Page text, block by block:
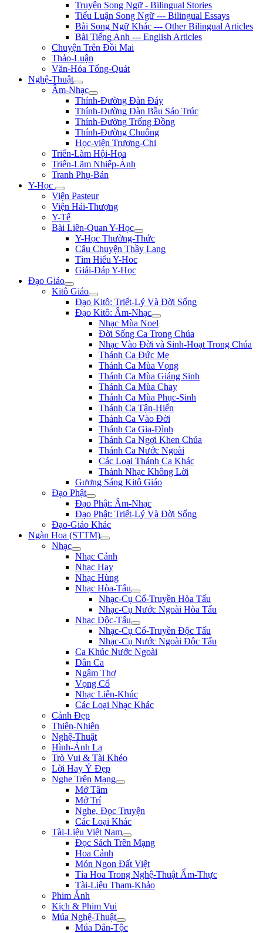
Truyện Song Ngữ - Bilingual Stories
Tiểu Luận Song Ngữ --- Bilingual Essays
Bài Song Ngữ Khác --- Other Bilingual Articles
Bài Tiếng Anh --- English Articles
Chuyện Trên Đồi Mai
Thảo-Luận
Văn-Hóa Tổng-Quát
Nghệ-Thuật
Âm-Nhạc
Thính-Đường Đàn Đáy
Thính-Đường Đàn Bầu Sáo Trúc
Thính-Đường Trống Đồng
Thính-Đường Chuông
Học-viện Trương-Chi
Triển-Lãm Hội-Họa
Triển-Lãm Nhiếp-Ảnh
Tranh Phụ-Bản
Y-Học
Viện Pasteur
Viện Hải-Thượng
Y-Tế
Bài Liên-Quan Y-Học
Y-Học Thường-Thức
Câu Chuyện Thầy Lang
Tìm Hiểu Y-Hoc
Giải-Đáp Y-Học
Đạo Giáo
Kitô Giáo
Đạo Kitô: Triết-Lý Và Đời Sống
Đạo Kitô: Âm-Nhạc
Nhạc Mùa Noel
Đời Sống Ca Trong Chúa
Nhạc Vào Đời và Sinh-Hoạt Trong Chúa
Thánh Ca Đức Mẹ
Thánh Ca Mùa Vọng
Thánh Ca Mùa Giáng Sinh
Thánh Ca Mùa Chay
Thánh Ca Mùa Phục-Sinh
Thánh Ca Tận-Hiến
Thánh Ca Vào Đời
Thánh Ca Gia-Đình
Thánh Ca Ngợi Khen Chúa
Thánh Ca Nước Ngoài
Các Loại Thánh Ca Khác
Thánh Nhạc Không Lời
Gương Sáng Kitô Giáo
Đạo Phật
Đạo Phật: Âm-Nhạc
Đạo Phật: Triết-Lý Và Đời Sống
Đạo-Giáo Khác
Ngàn Hoa (STTM)
Nhạc
Nhạc Cảnh
Nhạc Hay
Nhạc Hùng
Nhạc Hòa-Tấu
Nhạc-Cụ Cổ-Truyền Hòa Tấu
Nhạc-Cụ Nước Ngoài Hòa Tấu
Nhạc Độc-Tấu
Nhạc-Cụ Cổ-Truyền Độc Tấu
Nhạc-Cụ Nước Ngoài Độc Tấu
Ca Khúc Nước Ngoài
Dân Ca
Ngâm Thơ
Vọng Cổ
Nhạc Liên-Khúc
Các Loại Nhạc Khác
Cảnh Đẹp
Thiên-Nhiên
Nghệ-Thuật
Hình-Ảnh Lạ
Trò Vui & Tài Khéo
Lời Hay Ý Đẹp
Nghe Trên Mạng
Mở Tâm
Mở Trí
Nghe, Đọc Truyện
Các Loại Khác
Tài-Liệu Việt Nam
Đọc Sách Trên Mạng
Hoa Cảnh
Món Ngon Đất Việt
Tỉa Hoa Trong Nghệ-Thuật Ẩm-Thực
Tài-Liệu Tham-Khảo
Phim Ảnh
Kịch & Phim Vui
Múa Nghệ-Thuật
Múa Dân-Tộc